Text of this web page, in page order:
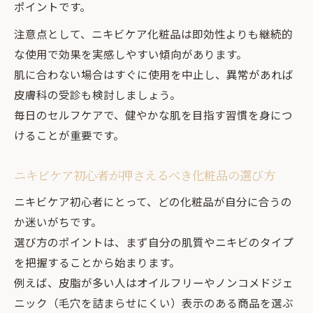
ポイントです。
注意点として、ニキビケア化粧品は即効性よりも継続的
な使用で効果を実感しやすい傾向があります。
肌に合わない場合はすぐに使用を中止し、異常があれば
皮膚科の受診も検討しましょう。
毎日のセルフケアで、健やかな肌を目指す習慣を身につ
けることが重要です。
ニキビケア初心者が押さえるべき化粧品の選び方
ニキビケア初心者にとって、どの化粧品が自分に合うの
か迷いがちです。
選び方のポイントは、まず自分の肌質やニキビのタイプ
を把握することから始まります。
例えば、皮脂が多い人はオイルフリーやノンコメドジェ
ニック（毛穴を詰まらせにくい）表示のある商品を選ぶ